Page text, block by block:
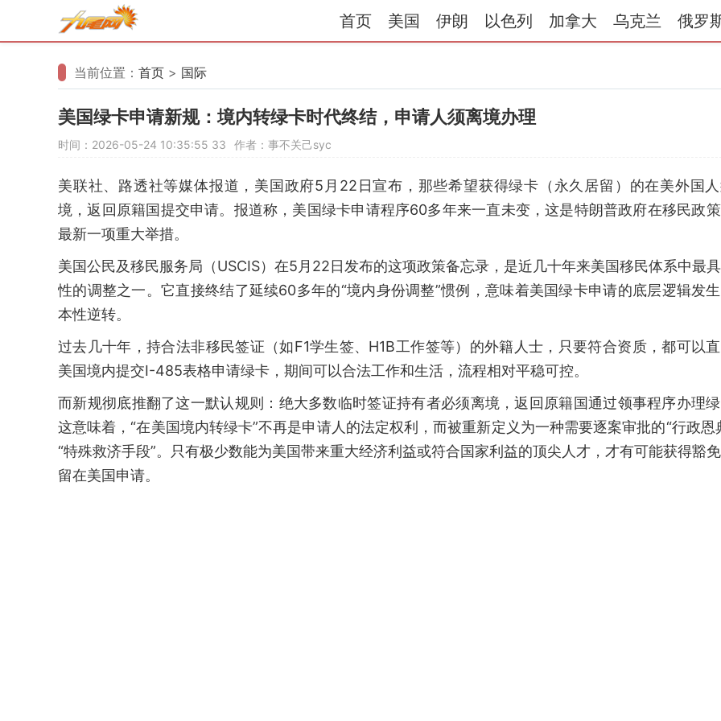
首页 美国 伊朗 以色列 加拿大 乌克兰 俄罗
当前位置： 首页 > 国际
美国绿卡申请新规：境内转绿卡时代终结，申请人须离境办理
时间：2026-05-24 10:35:55 33 作者：事不关己syc
美联社、路透社等媒体报道，美国政府5月22日宣布，那些希望获得绿卡（永久居留）的在美外国
境，返回原籍国提交申请。报道称，美国绿卡申请程序60多年来一直未变，这是特朗普政府在移民政
最新一项重大举措。
美国公民及移民服务局（USCIS）在5月22日发布的这项政策备忘录，是近几十年来美国移民体系中最
性的调整之一。它直接终结了延续60多年的“境内身份调整”惯例，意味着美国绿卡申请的底层逻辑发
本性逆转。
过去几十年，持合法非移民签证（如F1学生签、H1B工作签等）的外籍人士，只要符合资质，都可以
美国境内提交I-485表格申请绿卡，期间可以合法工作和生活，流程相对平稳可控。
而新规彻底推翻了这一默认规则：绝大多数临时签证持有者必须离境，返回原籍国通过领事程序办理绿
这意味着，“在美国境内转绿卡”不再是申请人的法定权利，而被重新定义为一种需要逐案审批的“行政恩
“特殊救济手段”。只有极少数能为美国带来重大经济利益或符合国家利益的顶尖人才，才有可能获得豁
留在美国申请。